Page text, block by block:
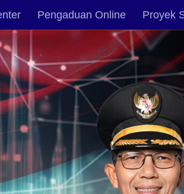
Pengaduan Online Proyek